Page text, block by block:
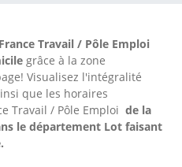
France Travail / Pôle Emploi
grâce à la zone
Visualisez l'intégralité
que les horaires
Travail / Pôle Emploi de la
le département Lot faisant